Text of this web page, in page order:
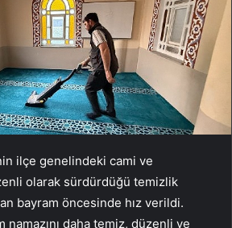
ilçe genelindeki cami ve
olarak sürdürdüğü temizlik
bayram öncesinde hız verildi.
namazını daha temiz, düzenli ve